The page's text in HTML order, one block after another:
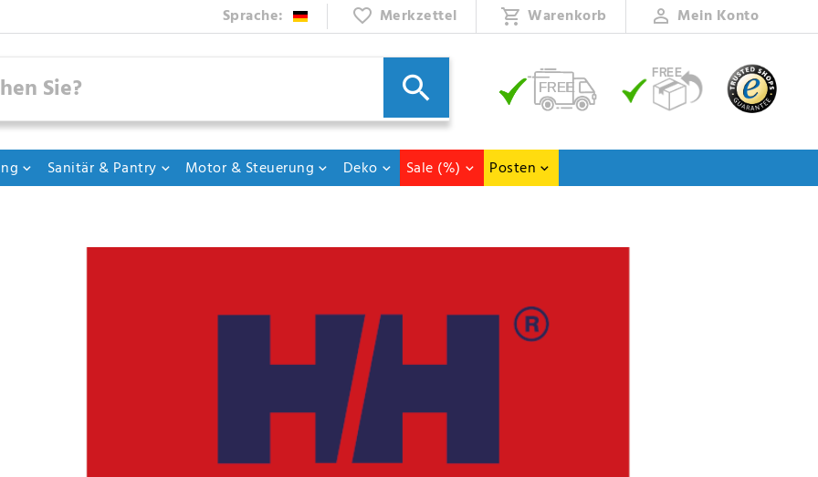
Sprache: Merkzettel Warenkorb Mein Konto
Sanitär & Pantry Motor & Steuerung Deko Sale (%) Posten